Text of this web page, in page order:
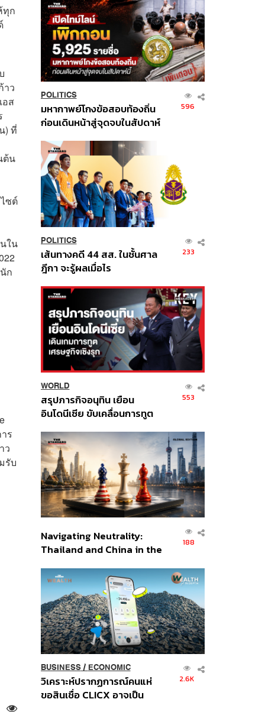
ทุก
าว
อส
) ที่
ต้น
ซต์
ใน
ก
ร
ว
รับ
POLITICS
มหากาพย์โกงข้อสอบท้องถิ่น
ก่อนเดินหน้าสู่จุดจบในสัปดาห์
596
POLITICS
เส้นทางคดี 44 สส. ในชั้นศาล
ฎีกา จะรู้ผลเมื่อไร
233
WORLD
สรุปภารกิจอนุทิน เยือน
อินโดนีเซีย ขับเคลื่อนการทูต
ส่วนยุทธศาสตร์ไทย –
อินโดนีเซีย
553
Navigating Neutrality:
Thailand and China in the
Order
188
BUSINESS/ ECONOMIC
วิเคราะห์ปรากฏการณ์คนแห่
ขอสินเชื่อ CLICX อาจเป็น
2.6K